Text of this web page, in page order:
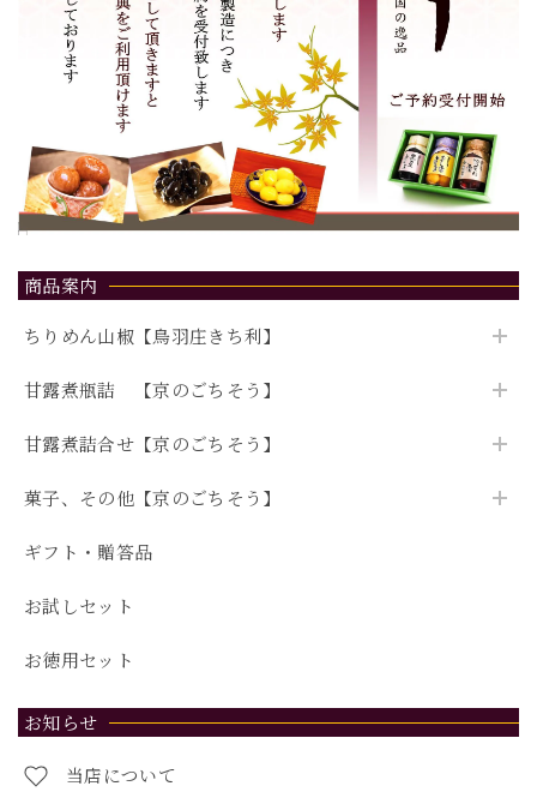
商品案内
ちりめん山椒【鳥羽庄きち利】
甘露煮瓶詰 【京のごちそう】
甘露煮詰合せ【京のごちそう】
菓子、その他【京のごちそう】
ギフト・贈答品
お試しセット
お徳用セット
お知らせ
当店について